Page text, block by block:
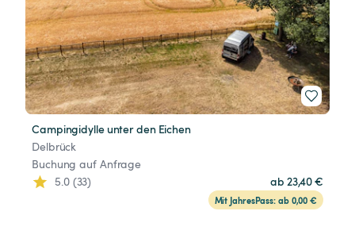
Campingidylle unter den Eichen
Delbrück
Buchung auf Anfrage
5.0 (33)
ab 23,40 €
Mit JahresPass: ab 0,00 €